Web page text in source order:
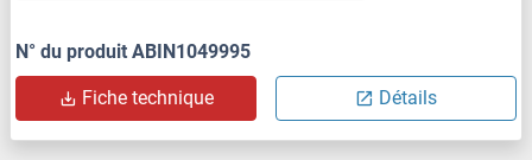
N° du produit ABIN1049995
Fiche technique Détails